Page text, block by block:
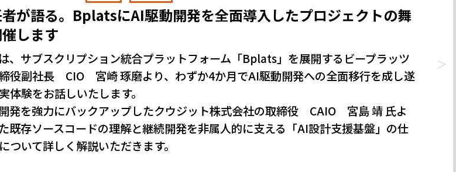
者が語る。BplatsにAI駆動開発を全面導入したプロジェクトの舞
します
、サブスクリプション統合プラットフォーム「Bplats」を展開するビープラッツ
役副社長 CIO 宮崎 琢磨より、わずか4か月でAI駆動開発への全面移行を成し遂
体験をお話しいたします。
発を強力にバックアップしたクウジット株式会社の取締役 CAIO 宮島 靖 氏よ
既存ソースコードの理解と継続開発を非属人的に支える「AI設計支援基盤」の仕
ついて詳しく解説いただきます。